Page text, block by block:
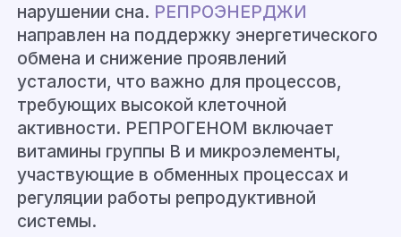
нарушении сна. РЕПРОЭНЕРДЖИ
направлен на поддержку энергетического
обмена и снижение проявлений
усталости, что важно для процессов,
требующих высокой клеточной
активности. РЕПРОГЕНОМ включает
витамины группы B и микроэлементы,
участвующие в обменных процессах и
регуляции работы репродуктивной
системы.